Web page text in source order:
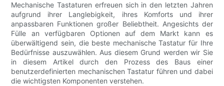
Mechanische Tastaturen erfreuen sich in den letzten Jahren
aufgrund ihrer Langlebigkeit, ihres Komforts und ihrer
anpassbaren Funktionen großer Beliebtheit. Angesichts der
Fülle an verfügbaren Optionen auf dem Markt kann es
überwältigend sein, die beste mechanische Tastatur für Ihre
Bedürfnisse auszuwählen. Aus diesem Grund werden wir Sie
in diesem Artikel durch den Prozess des Baus einer
benutzerdefinierten mechanischen Tastatur führen und dabei
die wichtigsten Komponenten verstehen.